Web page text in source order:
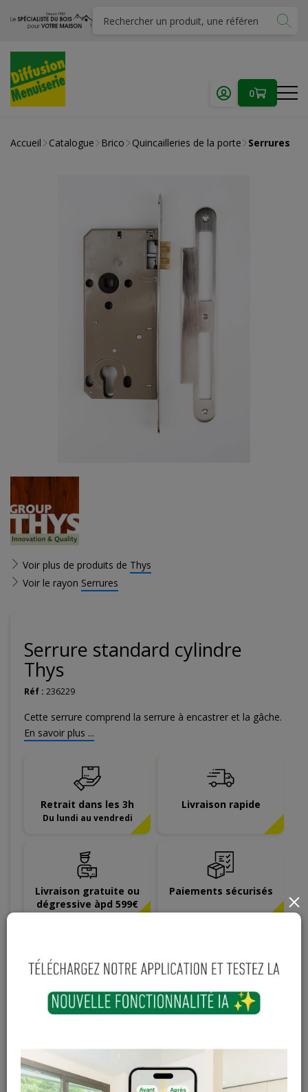
0
Accueil Catalogue Brico Quincailleries de la porte Serrures
Voir plus de produits de Thys
Voir le rayon Serrures
Serrure standard cylindre
Thys
Réf : 236229
Cette serrure comprend la serrure à encastrer et la gâche.
En savoir plus ...
Retrait dans les 3h
Du lundi au vendredi
Livraison rapide
Livraison gratuite ou
dégressive àpd 599€
Paiements sécurisés
,99€ TTC
En stock
×